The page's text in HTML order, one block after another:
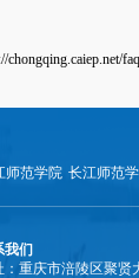
师范学院 长江师范
我们
：重庆市涪陵区聚贤